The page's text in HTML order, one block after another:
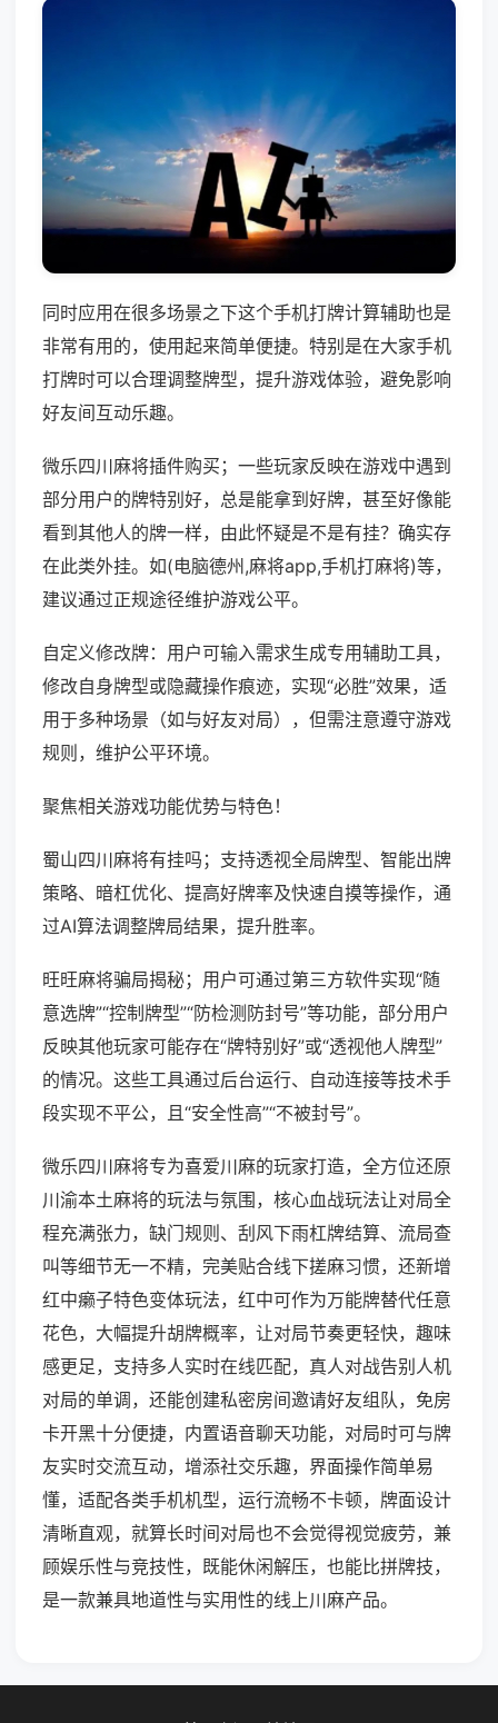
同时应用在很多场景之下这个手机打牌计算辅助也是
非常有用的，使用起来简单便捷。特别是在大家手机
打牌时可以合理调整牌型，提升游戏体验，避免影响
好友间互动乐趣。
微乐四川麻将插件购买；一些玩家反映在游戏中遇到
部分用户的牌特别好，总是能拿到好牌，甚至好像能
看到其他人的牌一样，由此怀疑是不是有挂？确实存
在此类外挂。如(电脑德州,麻将app,手机打麻将)等，
建议通过正规途径维护游戏公平。
自定义修改牌：用户可输入需求生成专用辅助工具，
修改自身牌型或隐藏操作痕迹，实现“必胜”效果，适
用于多种场景（如与好友对局），但需注意遵守游戏
规则，维护公平环境。
聚焦相关游戏功能优势与特色！
蜀山四川麻将有挂吗；支持透视全局牌型、智能出牌
策略、暗杠优化、提高好牌率及快速自摸等操作，通
过AI算法调整牌局结果，提升胜率。
旺旺麻将骗局揭秘；用户可通过第三方软件实现“随
意选牌”“控制牌型”“防检测防封号”等功能，部分用户
反映其他玩家可能存在“牌特别好”或“透视他人牌型”
的情况。这些工具通过后台运行、自动连接等技术手
段实现不平公，且“安全性高”“不被封号”。
微乐四川麻将专为喜爱川麻的玩家打造，全方位还原
川渝本土麻将的玩法与氛围，核心血战玩法让对局全
程充满张力，缺门规则、刮风下雨杠牌结算、流局查
叫等细节无一不精，完美贴合线下搓麻习惯，还新增
红中癞子特色变体玩法，红中可作为万能牌替代任意
花色，大幅提升胡牌概率，让对局节奏更轻快，趣味
感更足，支持多人实时在线匹配，真人对战告别人机
对局的单调，还能创建私密房间邀请好友组队，免房
卡开黑十分便捷，内置语音聊天功能，对局时可与牌
友实时交流互动，增添社交乐趣，界面操作简单易
懂，适配各类手机机型，运行流畅不卡顿，牌面设计
清晰直观，就算长时间对局也不会觉得视觉疲劳，兼
顾娱乐性与竞技性，既能休闲解压，也能比拼牌技，
是一款兼具地道性与实用性的线上川麻产品。